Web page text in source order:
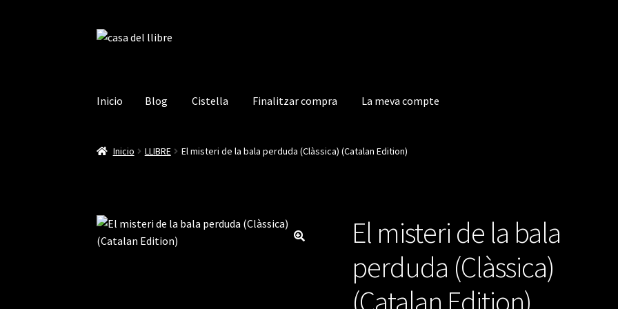
Ir
Ir
Inicio Blog Cistella Finalitzar compra La meva compte
Inicio Blog CistellaFinalitzar compra La meva compte
Inicio LLIBRE El misteri de la bala perduda (Clàssica) (Catalan Edition)
El misteri de la bala
perduda (Clàssica)
(Catalan Edition)